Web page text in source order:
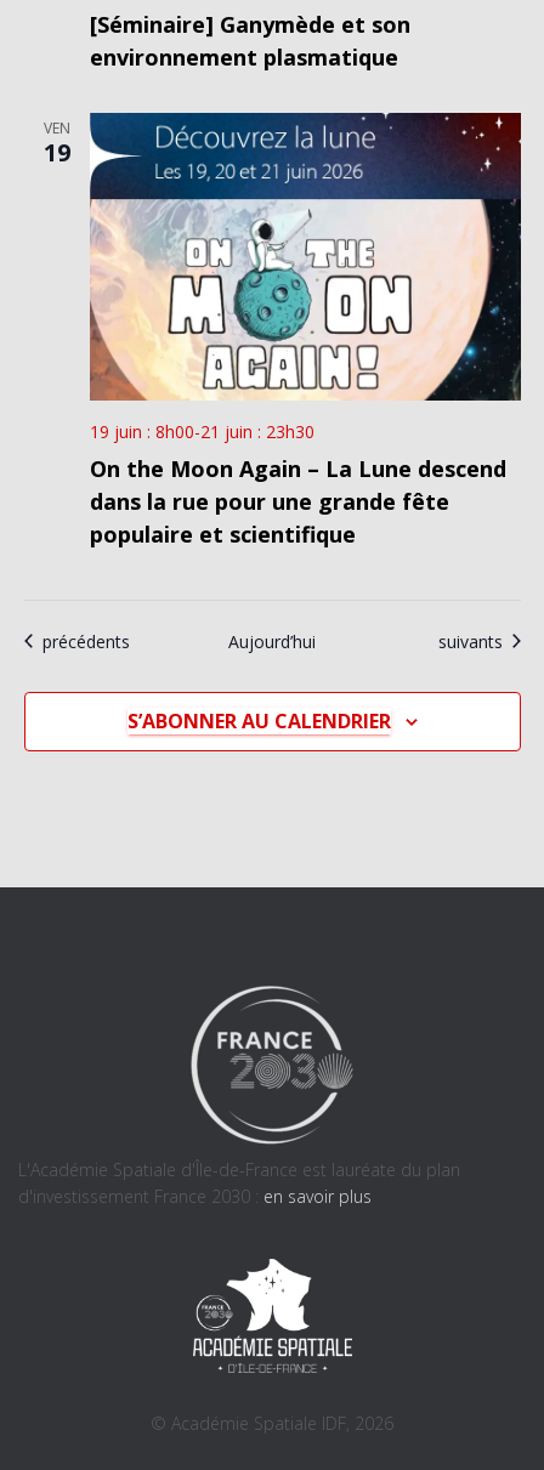
[Séminaire] Ganymède et son
environnement plasmatique
VEN
19
On the Moon Again – La Lune descend
dans la rue pour une grande fête
populaire et scientifique
19 juin : 8h00-21 juin : 23h30
Évènements
précédents Aujourd’hui Évènements
suivants
S’ABONNER AU CALENDRIER
L'Académie Spatiale d'Île-de-France est lauréate du plan
d'investissement France 2030 : en savoir plus
© Académie Spatiale IDF, 2026